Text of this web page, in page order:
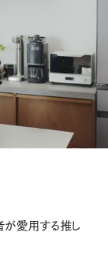
t
が愛用する推し